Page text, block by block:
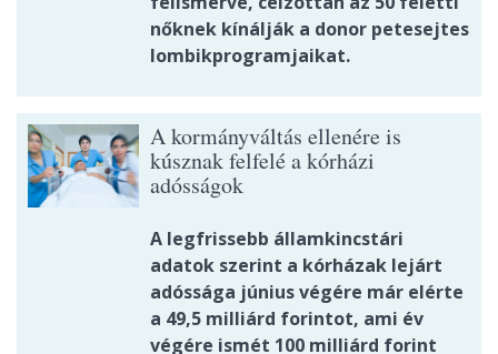
nőknek kínálják a donor petesejtes
lombikprogramjaikat.
A kormányváltás ellenére is
kúsznak felfelé a kórházi
adósságok
A legfrissebb államkincstári
adatok szerint a kórházak lejárt
adóssága június végére már elérte
a 49,5 milliárd forintot, ami év
végére ismét 100 milliárd forint